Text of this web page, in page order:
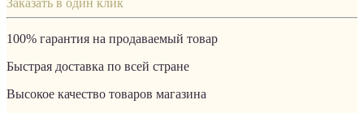
Заказать в один клик
100% гарантия на продаваемый товар
Быстрая доставка по всей стране
Высокое качество товаров магазина